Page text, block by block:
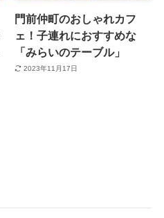
門前仲町のおしゃれカフ
ェ！子連れにおすすめな
「みらいのテーブル」
2023年11月17日